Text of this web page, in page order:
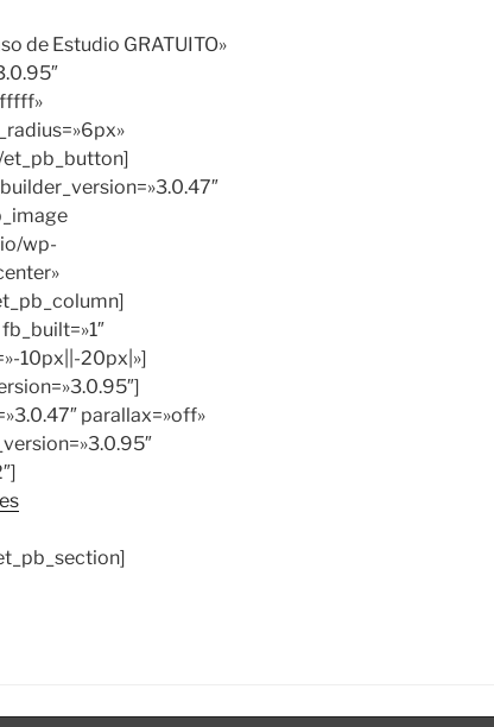
de Estudio GRATUITO»
et_pb_button]
wp-
10px||-20px|»]
parallax=»off»